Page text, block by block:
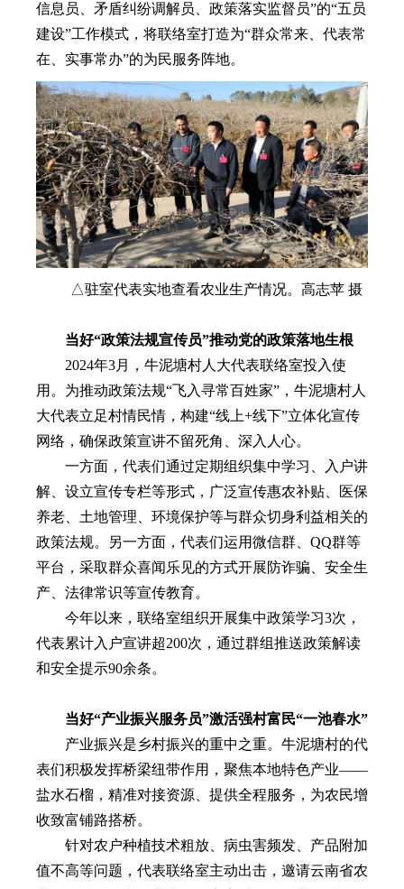
信息员、矛盾纠纷调解员、政策落实监督员”的“五员
建设”工作模式，将联络室打造为“群众常来、代表常
在、实事常办”的为民服务阵地。
△驻室代表实地查看农业生产情况。高志苹 摄
当好“政策法规宣传员”推动党的政策落地生根
2024年3月，牛泥塘村人大代表联络室投入使
用。为推动政策法规“飞入寻常百姓家”，牛泥塘村人
大代表立足村情民情，构建“线上+线下”立体化宣传
网络，确保政策宣讲不留死角、深入人心。
一方面，代表们通过定期组织集中学习、入户讲
解、设立宣传专栏等形式，广泛宣传惠农补贴、医保
养老、土地管理、环境保护等与群众切身利益相关的
政策法规。另一方面，代表们运用微信群、QQ群等
平台，采取群众喜闻乐见的方式开展防诈骗、安全生
产、法律常识等宣传教育。
今年以来，联络室组织开展集中政策学习3次，
代表累计入户宣讲超200次，通过群组推送政策解读
和安全提示90余条。
当好“产业振兴服务员”激活强村富民“一池春水”
产业振兴是乡村振兴的重中之重。牛泥塘村的代
表们积极发挥桥梁纽带作用，聚焦本地特色产业——
盐水石榴，精准对接资源、提供全程服务，为农民增
收致富铺路搭桥。
针对农户种植技术粗放、病虫害频发、产品附加
值不高等问题，代表联络室主动出击，邀请云南省农